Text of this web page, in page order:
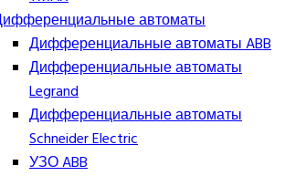
автоматы
Дифференциальные автоматы ABB
Дифференциальные автоматы
Legrand
Дифференциальные автоматы
Schneider Electric
УЗО ABB